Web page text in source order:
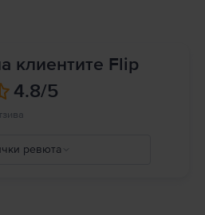
клиентите Flip
4.8/5
ревюта